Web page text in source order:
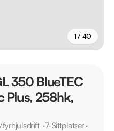
1 / 40
350 BlueTEC
Plus, 258hk,
·7-Sittplatser ·